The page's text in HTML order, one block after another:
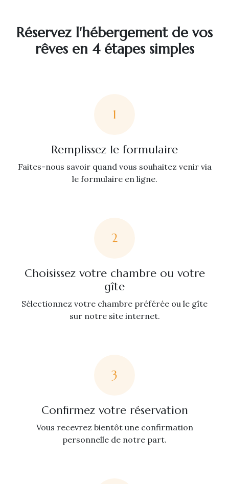
Réservez l'hébergement de vos
rêves en 4 étapes simples
1
Remplissez le formulaire
Faites-nous savoir quand vous souhaitez venir via
le formulaire en ligne.
2
Choisissez votre chambre ou votre
gîte
Sélectionnez votre chambre préférée ou le gîte
sur notre site internet.
3
Confirmez votre réservation
Vous recevrez bientôt une confirmation
personnelle de notre part.